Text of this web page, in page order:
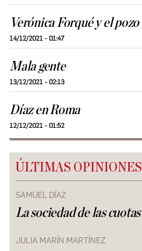
Verónica Forqué y el pozo
14/12/2021 - 01:47
Mala gente
13/12/2021 - 02:13
Díaz en Roma
12/12/2021 - 01:52
ÚLTIMAS OPINIONES
SAMUEL DÍAZ
La sociedad de las cuotas
JULIA MARÍN MARTÍNEZ